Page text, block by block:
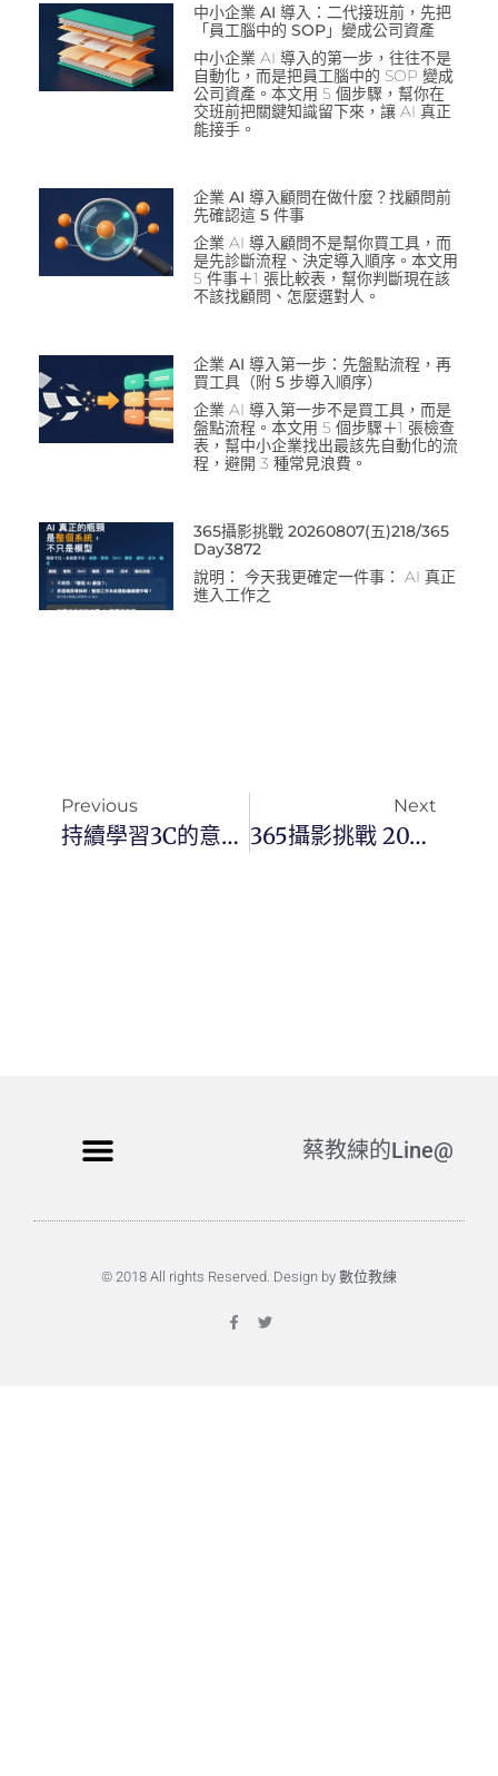
中小企業 AI 導入：二代接班前，先把
「員工腦中的 SOP」變成公司資產
中小企業 AI 導入的第一步，往往不是
自動化，而是把員工腦中的 SOP 變成
公司資產。本文用 5 個步驟，幫你在
交班前把關鍵知識留下來，讓 AI 真正
能接手。
企業 AI 導入顧問在做什麼？找顧問前
先確認這 5 件事
企業 AI 導入顧問不是幫你買工具，而
是先診斷流程、決定導入順序。本文用
5 件事＋1 張比較表，幫你判斷現在該
不該找顧問、怎麼選對人。
企業 AI 導入第一步：先盤點流程，再
買工具（附 5 步導入順序）
企業 AI 導入第一步不是買工具，而是
盤點流程。本文用 5 個步驟＋1 張檢查
表，幫中小企業找出最該先自動化的流
程，避開 3 種常見浪費。
365攝影挑戰 20260807(五)218/365
Day3872
說明： 今天我更確定一件事： AI 真正
進入工作之
Previous
持續學習3C的意義清單
Next
365攝影挑戰 20240615(六) 167/366 Day3070
蔡教練的Line@
© 2018 All rights Reserved. Design by 數位教練